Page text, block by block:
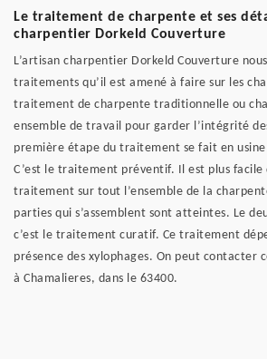
Le traitement de charpente et ses
charpentier Dorkeld Couverture
L’artisan charpentier Dorkeld Couverture
traitements qu’il est amené à faire sur les
traitement de charpente traditionnelle ou
ensemble de travail pour garder l’intégrité
première étape du traitement se fait en usine
C’est le traitement préventif. Il est plus facile
traitement sur tout l’ensemble de la
parties qui s’assemblent sont atteintes. Le
c’est le traitement curatif. Ce traitement
présence des xylophages. On peut contacter
à Chamalieres, dans le 63400.